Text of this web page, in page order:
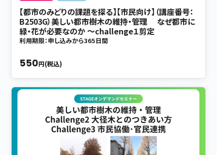
【都市のみどりの課題を探る】【市民向け】（講座番号：
B2503G）美しい都市樹木の維持・管理 なぜ都市に
緑・花が必要なのか ～challenge１剪定
利用期限：申し込みから365日間
550円(税込)